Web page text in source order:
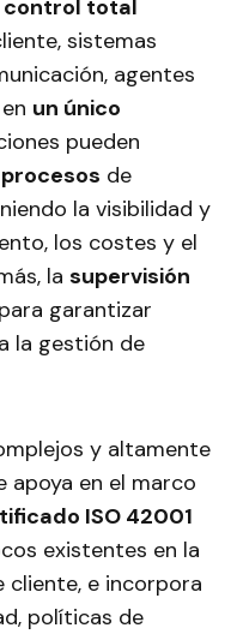
control total
sistemas
agentes
un único
pueden
de
la visibilidad y
los costes y el
la supervisión
para garantizar
la gestión de
y altamente
apoya en el marco
ISO 42001
existentes en la
cliente, e incorpora
políticas de